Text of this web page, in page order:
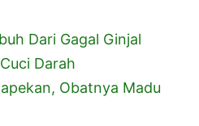
Dari Gagal Ginjal
Darah
Obatnya Madu